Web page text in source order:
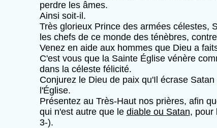
perdre les âmes.
Ainsi soit-il.
Très glorieux Prince des armées célestes,
les chefs de ce monde des ténèbres,
Venez en aide aux hommes que Dieu a
C'est vous que la Sainte Église vénère
dans la céleste félicité.
Conjurez le Dieu de paix qu'Il écrase
l'Église.
Présentez au Très-Haut nos prières, afin
qui n'est autre que le diable ou Satan, pour
3-).